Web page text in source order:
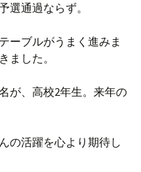
選通過ならず。
ーブルがうまく進みま
ました。
が、高校2年生。来年の
の活躍を心より期待し